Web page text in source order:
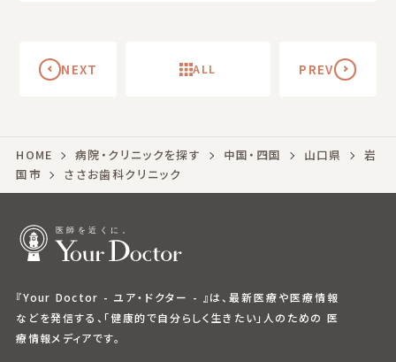
NEXT ALL PREV
HOME 病院・クリニックを探す 中国・四国 山口県
岩
国市
ささお歯科クリニック
『Your Doctor - ユア・ドクター - 』は、最新医療や医療情報
などを発信する、「健康的で自分らしく生きたい」人のための 医
療情報メディアです。